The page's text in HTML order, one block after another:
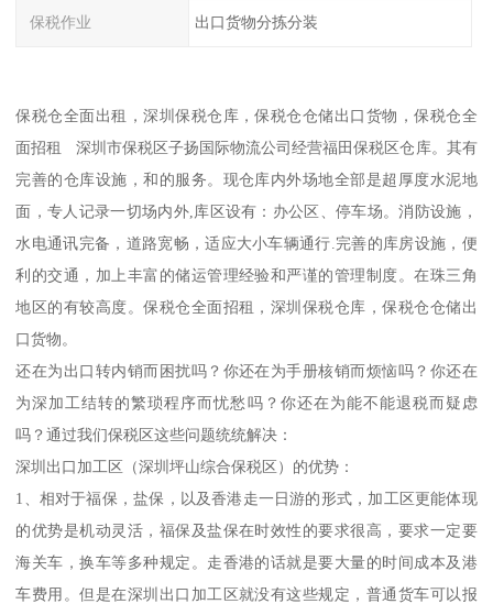
保税作业 出口货物分拣分装
保税仓全面出租，深圳保税仓库，保税仓仓储出口货物，保税仓全
面招租 深圳市保税区子扬国际物流公司经营福田保税区仓库。其有
完善的仓库设施，和的服务。现仓库内外场地全部是超厚度水泥地
面，专人记录一切场内外,库区设有：办公区、停车场。消防设施，
水电通讯完备，道路宽畅，适应大小车辆通行.完善的库房设施，便
利的交通，加上丰富的储运管理经验和严谨的管理制度。在珠三角
地区的有较高度。保税仓全面招租，深圳保税仓库，保税仓仓储出
口货物。
还在为出口转内销而困扰吗？你还在为手册核销而烦恼吗？你还在
为深加工结转的繁琐程序而忧愁吗？你还在为能不能退税而疑虑
吗？通过我们保税区这些问题统统解决：
深圳出口加工区（深圳坪山综合保税区）的优势：
1、相对于福保，盐保，以及香港走一日游的形式，加工区更能体现
的优势是机动灵活，福保及盐保在时效性的要求很高，要求一定要
海关车，换车等多种规定。走香港的话就是要大量的时间成本及港
车费用。但是在深圳出口加工区就没有这些规定，普通货车可以报